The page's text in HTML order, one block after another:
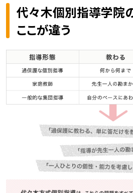
代々木個別指導学院
ここが違う